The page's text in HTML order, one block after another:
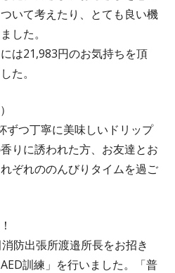
いて考えたり、とても良い機
した。
は21,983円のお気持ちを頂
た。
ずつ丁寧に美味しいドリップ
りに誘われた方、お友達とお
ぞれののんびりタイムを過ご
防出張所渡邉所長をお招き
訓練」を行いました。「普